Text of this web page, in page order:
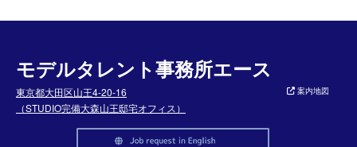
モデルタレント事務所エース
東京都大田区山王4-20-16
（STUDIO完備大森山王邸宅オフィス）
案内地図